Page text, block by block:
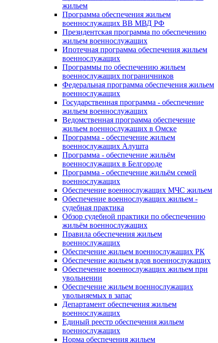
жильем
Программа обеспечения жильем
военнослужащих ВВ МВД РФ
Президентская программа по обеспечению
жильем военнослужащих
Ипотечная программа обеспечения жильем
военнослужащих
Программы по обеспечению жильем
военнослужащих пограничников
Федеральная программа обеспечения жильем
военнослужащих
Государственная программа - обеспечение
жильем военнослужащих
Ведомственная программа обеспечение
жильем военнослужащих в Омске
Программа - обеспечение жильем
военнослужащих Алушта
Программа - обеспечение жильём
военнослужащих в Белгороде
Программа - обеспечение жильём семей
военнослужащих
Обеспечение военнослужащих МЧС жильем
Обеспечение военнослужащих жильем -
судебная практика
Обзор судебной практики по обеспечению
жильём военнослужащих
Правила обеспечения жильем
военнослужащих
Обеспечение жильем военнослужащих РК
Обеспечение жильем вдов военнослужащих
Обеспечение военнослужащих жильем при
увольнении
Обеспечение жильем военнослужащих
увольняемых в запас
Департамент обеспечения жильем
военнослужащих
Единый реестр обеспечения жильем
военнослужащих
Норма обеспечения жильем